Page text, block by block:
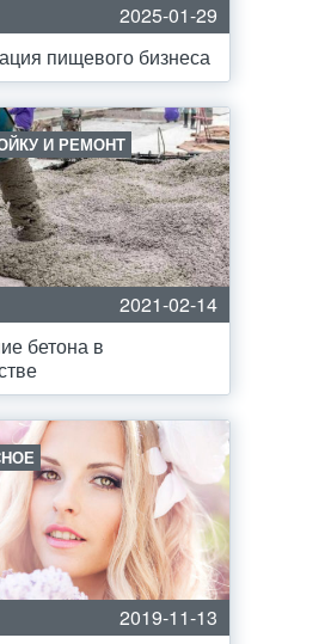
2025-01-29
пищевого бизнеса
И РЕМОНТ
2021-02-14
бетона в
2019-11-13